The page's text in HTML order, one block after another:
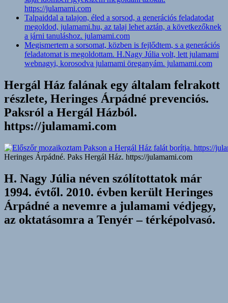
https://julamami.com
Talpaiddal a talajon, éled a sorsod, a generációs feladatodat
megoldod, julamami.hu, az talaj lehet aztán, a következőknek
a járni tanuláshoz. julamami.com
Megismertem a sorsomat, közben is fejlődtem, s a generációs
feladatomat is megoldottam. H.Nagy Júlia volt, lett julamami
webnagyi, korosodva julamami öreganyám. julamami.com
Hergál Ház falának egy általam felrakott
részlete, Heringes Árpádné prevenciós.
Paksról a Hergál Házból.
https://julamami.com
Heringes Árpádné. Paks Hergál Ház. https://julamami.com
H. Nagy Júlia néven szólítottatok már
1994. évtől. 2010. évben került Heringes
Árpádné a nevemre a julamami védjegy,
az oktatásomra a Tenyér – térképolvasó.